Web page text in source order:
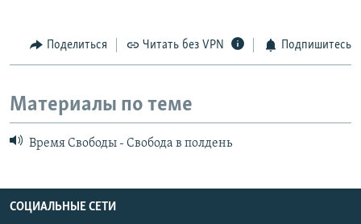
Поделиться Читать без VPN Подпишитесь
Материалы по теме
Время Свободы - Свобода в полдень
СОЦИАЛЬНЫЕ СЕТИ